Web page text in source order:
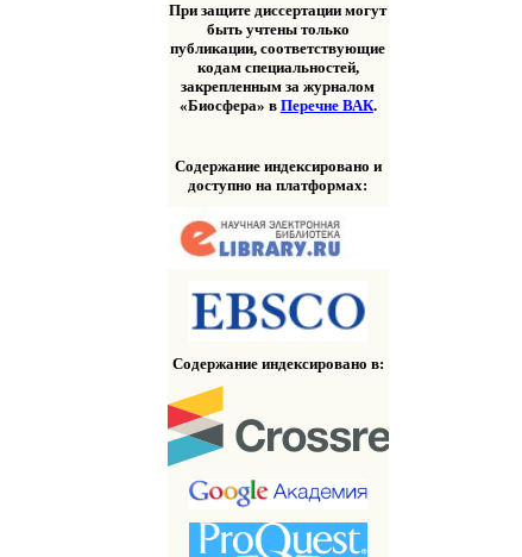
При защите диссертации могут
быть учтены только
публикации, соответствующие
кодам специальностей,
закрепленным за журналом
«Биосфера» в Перечне ВАК.
Содержание индексировано и
доступно на платформах:
Содержание индексировано в: